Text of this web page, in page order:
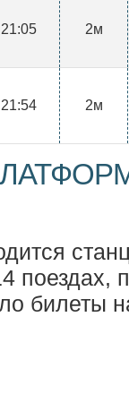
21:05 2м
21:54 2м
поездах,
билеты